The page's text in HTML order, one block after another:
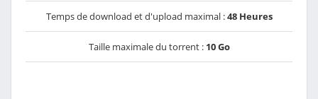
Temps de download et d'upload maximal :48 Heures
Taille maximale du torrent : 10 Go